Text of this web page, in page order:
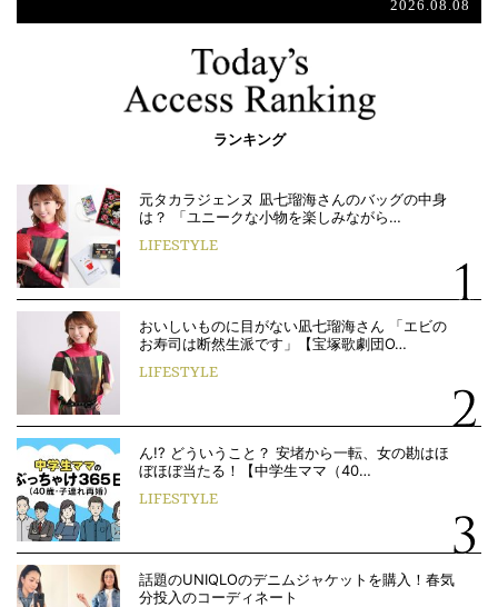
2026.08.08
ランキング
元タカラジェンヌ 凪七瑠海さんのバッグの中身
は？ 「ユニークな小物を楽しみながら…
LIFESTYLE
おいしいものに目がない凪七瑠海さん 「エビの
お寿司は断然生派です」【宝塚歌劇団O…
LIFESTYLE
ん!? どういうこと？ 安堵から一転、女の勘はほ
ぼほぼ当たる！【中学生ママ（40…
LIFESTYLE
話題のUNIQLOのデニムジャケットを購入！春気
分投入のコーディネート